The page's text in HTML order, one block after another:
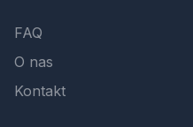
FAQ
O nas
Kontakt